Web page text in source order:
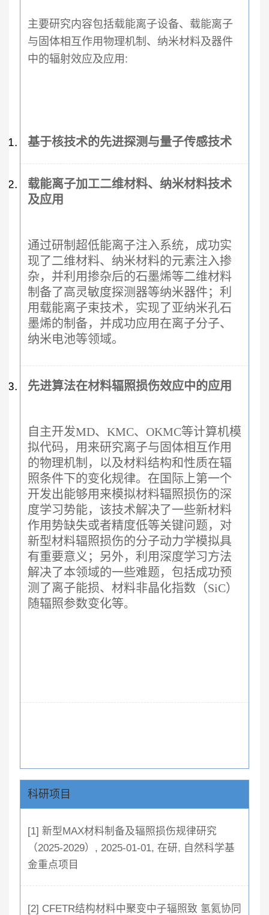
主要研究内容包括载能离子设备、载能离子
与固体相互作用物理机制、纳米材料及器件
中的辐射效应及应用:
基于核技术的先进探测与量子传感技术
载能离子加工二维材料、纳米材料技术
及应用
通过研制超低能离子注入系统，成功实
现了二维材料、纳米材料的元素注入掺
杂，并利用掺杂后的石墨烯等二维材料
制备了高灵敏度探测器等纳米器件；利
用载能离子束技术，实现了亚纳米孔石
墨烯的制备，并成功应用在离子分子、
纳米电池等领域。
先进算法在材料辐照损伤效应中的应用
自主开发MD、KMC、OKMC等计算机模
拟代码，用来研究离子与固体相互作用
的物理机制，以及材料结构和性质在辐
照条件下的变化规律。在国际上第一个
开发出能够用来模拟材料辐照损伤的深
度学习势能，该技术解决了一些新材料
作用势缺失或者精度低等关键问题，对
新型材料辐照损伤的分子动力学模拟具
有重要意义；另外，利用深度学习方法
解决了本领域的一些难题，包括成功预
测了离子能损、材料非晶化指数（SiC）
随辐照参数变化等。
科研项目
[1] 新型MAX材料制备及辐照损伤规律研究
（2025-2029）, 2025-01-01, 在研, 自然科学基
金重点项目
[2] CFETR结构材料中聚变中子辐照致 氢氦协同